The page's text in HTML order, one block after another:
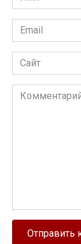
Email
Сайт
Комментарий